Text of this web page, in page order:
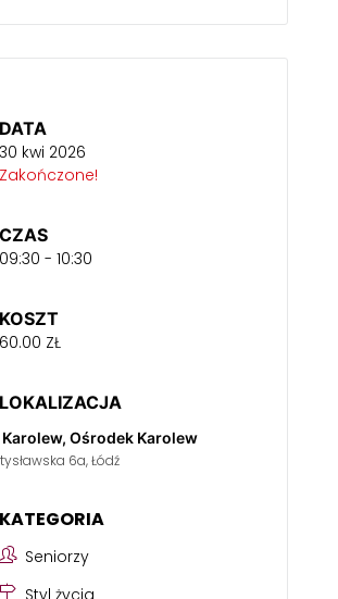
DATA
30 kwi 2026
Zakończone!
CZAS
09:30 - 10:30
KOSZT
60.00 ZŁ
LOKALIZACJA
Karolew, Ośrodek Karolew
6a, Łódź
KATEGORIA
Seniorzy
Styl życia